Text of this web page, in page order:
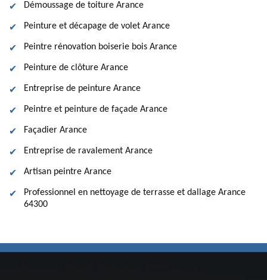
Démoussage de toiture Arance
Peinture et décapage de volet Arance
Peintre rénovation boiserie bois Arance
Peinture de clôture Arance
Entreprise de peinture Arance
Peintre et peinture de façade Arance
Façadier Arance
Entreprise de ravalement Arance
Artisan peintre Arance
Professionnel en nettoyage de terrasse et dallage Arance
64300